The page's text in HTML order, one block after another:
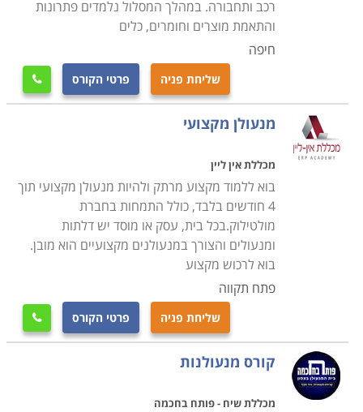
רכב ותחבורה. במהלך המסלול נלמדים פתרונות
והתאמת מוצרים וחומרים, כלים
חיפה
שליחת פניה פרטי הקורס 
מנעולן מקצועי
מכללת אין ליין
בוא ללמוד מקצוע מרתק ולהיות מנעולן מקצועי תוך
4 חודשים בלבד, כולל התמחות בחברת
מולטילוק.בכל בית, עסק או מוסד יש דלתות
ומנעולים והצורך במנעולנים מקצועיים הוא מובן.
בוא לרכוש מקצוע
פתח תקווה
שליחת פניה פרטי הקורס 
קורס מנעולנות
מכללת שיח - פותח בחכמה